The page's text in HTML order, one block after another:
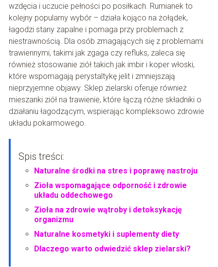
wzdęcia i uczucie pełności po posiłkach. Rumianek to
kolejny popularny wybór – działa kojąco na żołądek,
łagodzi stany zapalne i pomaga przy problemach z
niestrawnością. Dla osób zmagających się z problemami
trawiennymi, takimi jak zgaga czy refluks, zaleca się
również stosowanie ziół takich jak imbir i koper włoski,
które wspomagają perystaltykę jelit i zmniejszają
nieprzyjemne objawy. Sklep zielarski oferuje również
mieszanki ziół na trawienie, które łączą różne składniki o
działaniu łagodzącym, wspierając kompleksowo zdrowie
układu pokarmowego.
Spis treści:
Naturalne środki na stres i poprawę nastroju
Zioła wspomagające odporność i zdrowie
układu oddechowego
Zioła na zdrowie wątroby i detoksykację
organizmu
Naturalne kosmetyki i suplementy diety
Dlaczego warto odwiedzić sklep zielarski?